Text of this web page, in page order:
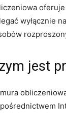
wyłącznie
jest